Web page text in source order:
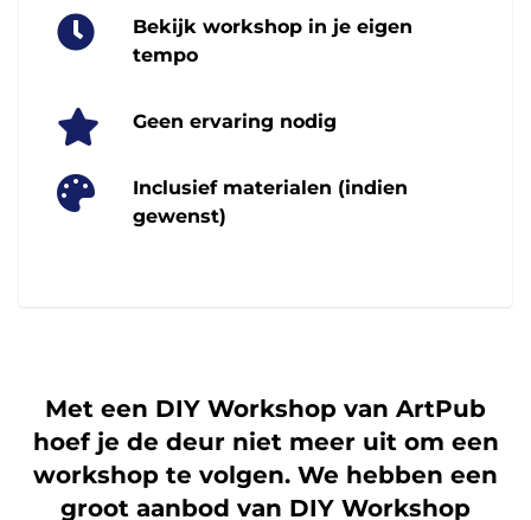
Bekijk workshop in je eigen
tempo
Geen ervaring nodig
Inclusief materialen (indien
gewenst)
Met een DIY Workshop van ArtPub
hoef je de deur niet meer uit om een
workshop te volgen. We hebben een
groot aanbod van DIY Workshop